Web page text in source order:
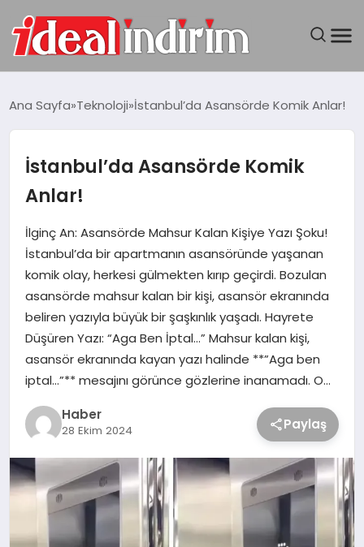
BILGISAYAR
DÜNYA
TEKNOLOJI
YAŞAM
Ana Sayfa Teknoloji İstanbul’da Asansörde Komik Anlar!
İstanbul’da Asansörde Komik
Anlar!
İlginç An: Asansörde Mahsur Kalan Kişiye Yazı Şoku!
İstanbul’da bir apartmanın asansöründe yaşanan
komik olay, herkesi gülmekten kırıp geçirdi. Bozulan
asansörde mahsur kalan bir kişi, asansör ekranında
beliren yazıyla büyük bir şaşkınlık yaşadı. Hayrete
Düşüren Yazı: “Aga Ben İptal…” Mahsur kalan kişi,
asansör ekranında kayan yazı halinde **”Aga ben
iptal…”** mesajını görünce gözlerine inanamadı. O…
Haber
28 Ekim 2024 Paylaş